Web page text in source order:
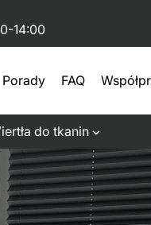
14:00
Porady FAQ
do tkanin